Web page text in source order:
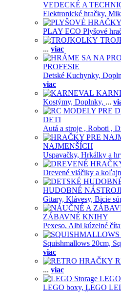
VEDECKÉ A
Elektronické hračky,
PLAY ECO Plyšové
... viac
PROFESIE
Detské Kuchynky,
viac
Kostýmy, Doplnky, ...
DETI
Autá a stroje , Roboti ,
NAJMENŠÍCH
Uspavačky, Hrkálky a
Drevené vláčiky a
HUDOBNÉ
Gitary, Klávesy, Bicie
ZÁBAVNÉ KNIHY
Pexeso, Albi kúzelné
Squishmallows 20cm,
viac
... viac
LEGO boxy, LEGO